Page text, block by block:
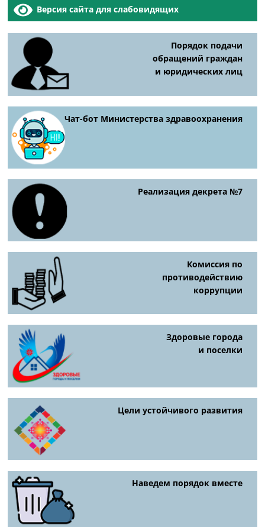
Версия сайта для слабовидящих
Порядок подачи
обращений граждан
и юридических лиц
Чат-бот Министерства здравоохранения
Реализация декрета №7
Комиссия по
противодействию
коррупции
Здоровые города
и поселки
Цели устойчивого развития
Наведем порядок вместе